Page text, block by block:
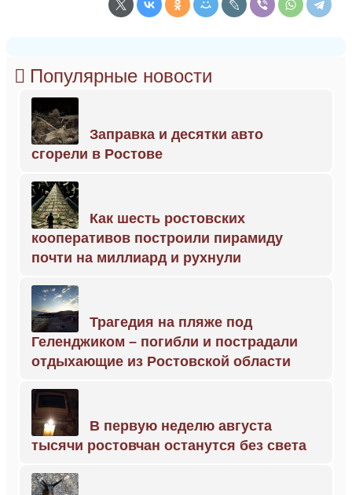
Популярные новости
Заправка и десятки авто
сгорели в Ростове
Как шесть ростовских
кооперативов построили пирамиду
почти на миллиард и рухнули
Трагедия на пляже под
Геленджиком – погибли и пострадали
отдыхающие из Ростовской области
В первую неделю августа
тысячи ростовчан останутся без света